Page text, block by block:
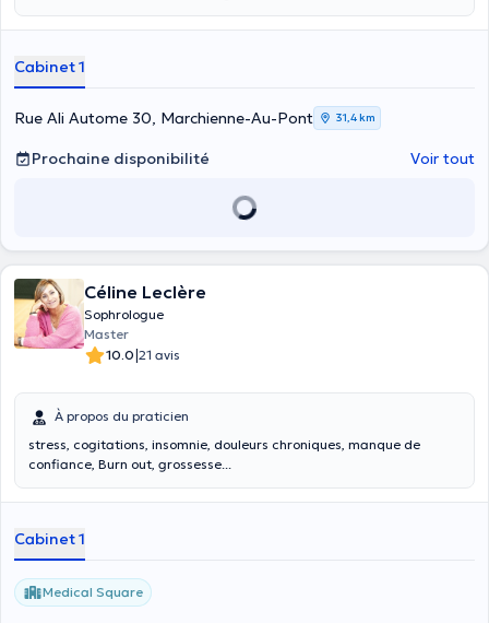
Cabinet 1
Rue Ali Autome 30, Marchienne-Au-Pont 31,4 km
Prochaine disponibilité Voir tout
Céline Leclère
Sophrologue
Master
10.0|21 avis
À propos du praticien
stress, cogitations, insomnie, douleurs chroniques, manque de
confiance, Burn out, grossesse...
Cabinet 1
Medical Square